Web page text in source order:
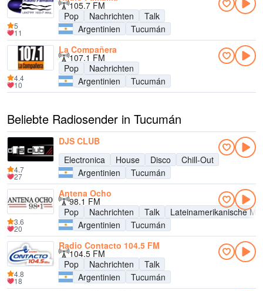
105.7 FM
Pop
Nachrichten
Talk
Argentinien
Tucumán
5
11
La Compañera
107.1 FM
Pop
Nachrichten
Argentinien
Tucumán
4.4
10
Beliebte Radiosender in Tucumán
DJS CLUB
Electronica
House Disco
Chill-Out
Argentinien
Tucumán
4.7
27
Antena Ocho
98.1 FM
Pop
Nachrichten Talk
Lateinamerikanische
Argentinien
Tucumán
3.6
20
Radio Contacto 104.5 FM
104.5 FM
Pop
Nachrichten
Talk
Argentinien
Tucumán
4.8
18